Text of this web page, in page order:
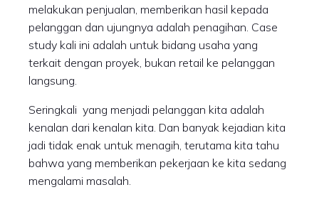
melakukan penjualan, memberikan hasil kepada
pelanggan dan ujungnya adalah penagihan. Case
study kali ini adalah untuk bidang usaha yang
terkait dengan proyek, bukan retail ke pelanggan
langsung.
Seringkali yang menjadi pelanggan kita adalah
kenalan dari kenalan kita. Dan banyak kejadian kita
jadi tidak enak untuk menagih, terutama kita tahu
bahwa yang memberikan pekerjaan ke kita sedang
mengalami masalah.